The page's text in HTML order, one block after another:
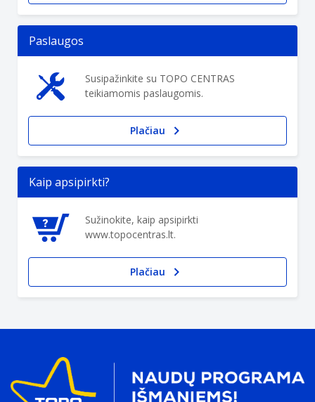
Paslaugos
Susipažinkite su TOPO CENTRAS
teikiamomis paslaugomis.
Plačiau
Kaip apsipirkti?
Sužinokite, kaip apsipirkti
www.topocentras.lt.
Plačiau